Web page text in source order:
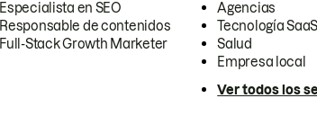
Especialista en SEO
Responsable de contenidos
Full-Stack Growth Marketer
Agencias
Tecnología
Salud
Empresa local
Ver todos los